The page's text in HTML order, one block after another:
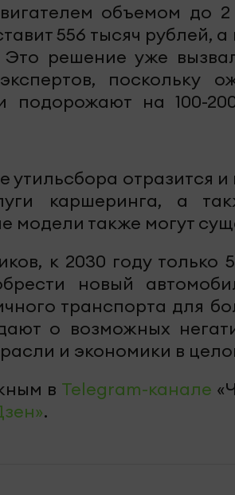
объемом до 2
556 тысяч рублей, а
решение уже
поскольку
подорожают на 100-
отразится и
каршеринга, а
модели также могут
к 2030 году только
новый
транспорта для
о возможных
и экономики в
в Telegram-канале
.